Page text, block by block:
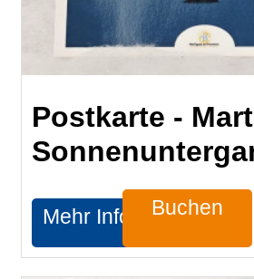
Postkarte -
Mehr Infos Buchen